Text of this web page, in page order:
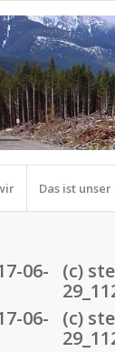
Das ist
06-
(c)
06-
(c)